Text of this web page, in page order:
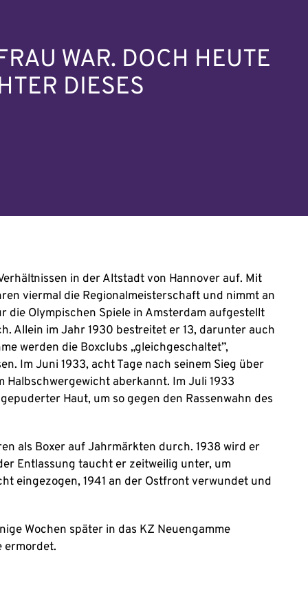
WAR. DOCH HEUTE
DIESES
in der Altstadt von Hannover auf. Mit
viermal die Regionalmeisterschaft und nimmt an
Olympischen Spiele in Amsterdam aufgestellt
Allein im Jahr 1930 bestreitet er 13, darunter auch
werden die Boxclubs „gleichgeschaltet”,
Im Juni 1933, acht Tage nach seinem Sieg über
Halbschwergewicht aberkannt. Im Juli 1933
Haut, um so gegen den Rassenwahn des
als Boxer auf Jahrmärkten durch. 1938 wird er
Entlassung taucht er zeitweilig unter, um
eingezogen, 1941 an der Ostfront verwundet und
Wochen später in das KZ Neuengamme
ermordet.